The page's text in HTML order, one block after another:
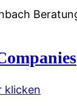
klicken